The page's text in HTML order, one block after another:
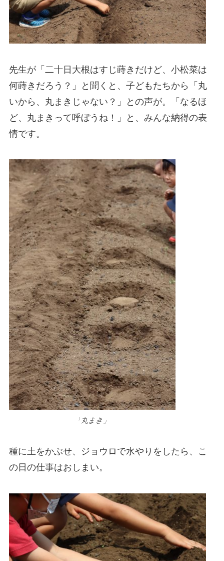
先生が「二十日大根はすじ蒔きだけど、小松菜は
何蒔きだろう？」と聞くと、子どもたちから「丸
いから、丸まきじゃない？」との声が。「なるほ
ど、丸まきって呼ぼうね！」と、みんな納得の表
情です。
「丸まき」
種に土をかぶせ、ジョウロで水やりをしたら、こ
の日の仕事はおしまい。